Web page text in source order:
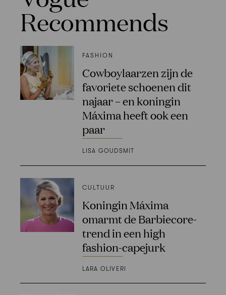
Recommends
FASHION
Cowboylaarzen zijn de
favoriete schoenen dit
najaar – en koningin
Máxima heeft ook een
paar
LISA GOUDSMIT
CULTUUR
Koningin Máxima
omarmt de Barbiecore-
trend in een high
fashion-capejurk
LARA OLIVERI